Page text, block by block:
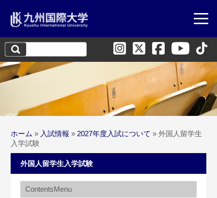
検
索:
ホーム » 入試情報 » 2027年度入試について » 外国人留学生
入学試験
外国人留学生入学試験